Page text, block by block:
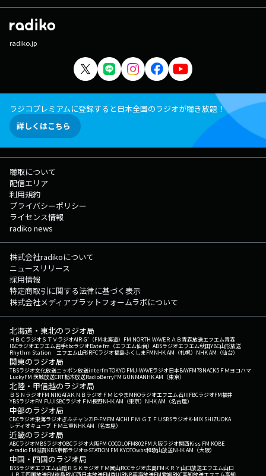
radiko.jp
ラジコプレミアムに登録すると日本全国のラジオが聴き放題！
詳しくはこちら
聴取について
配信エリア
利用規約
プライバシーポリシー
ライセンス情報
radiko news
株式会社radikoについて
ニュースリリース
採用情報
特定商取引に関する法律に基づく表示
株式会社メディアプラットフォームラボについて
北海道・東北のラジオ局
ＨＢＣラジオＳＴＶラジオAIR-G'（FM北海道） FM NORTH WAVEＲＡＢ青森放送エフエム青森
IBCラジオエフエム岩手tbcラジオDate fm（エフエム仙台） ABSラジオエフエム秋田YBC山形放送
Rhythm Station エフエム山形RFCラジオ福島ふくしまFMNHK AM（札幌） NHK AM（仙台）
関東のラジオ局
TBSラジオ文化放送ニッポン放送interfmTOKYO FMJ-WAVEラジオ日本BAYFM78NACK5 ＦＭヨコハマ
LuckyFM 茨城放送CRT栃木放送RadioBerryFM GUNMANHK AM（東京）
北陸・甲信越のラジオ局
ＢＳＮラジオFM NIIGATAＫＮＢラジオ ＦＭとやまMROラジオエフエム石川FBCラジオFM福井
YBSラジオFM FUJISBCラジオ ＦＭ長野NHK AM（東京） NHK AM（名古屋）
中部のラジオ局
CBCラジオ東海ラジオぎふチャンZIP-FMFM AICHI ＦＭ ＧＩＦＵ SBSラジオK-MIX SHIZUOKA
レディオキューブ ＦＭ三重NHK AM（名古屋）
近畿のラジオ局
ABCラジオMBSラジオOBCラジオ大阪FM COCOLOFM802FM大阪ラジオ関西Kiss FM KOBE
e-radio FM滋賀KBS京都ラジオα-STATION FM KYOTOwbs和歌山放送NHK AM（大阪）
中国・四国のラジオ局
BSSラジオエフエム山陰ＲＳＫラジオ ＦＭ岡山RCCラジオ広島FM ＫＲＹ山口放送エフエム山口
ＪＲＴ四国放送FM徳島RNC西日本放送FM香川RNB南海放送FM愛媛RKC高知放送エフエム高知